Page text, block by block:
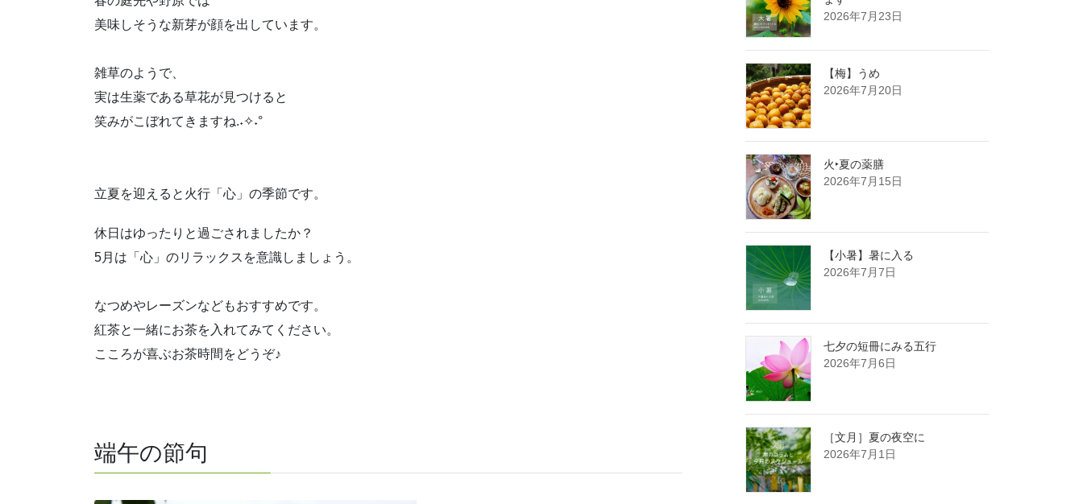
美味しそうな新芽が顔を出しています。
雑草のようで、
実は生薬である草花が見つけると
笑みがこぼれてきますね.˖✧˖°
立夏を迎えると火行「心」の季節です。
休日はゆったりと過ごされましたか？
5月は「心」のリラックスを意識しましょう。
なつめやレーズンなどもおすすめです。
紅茶と一緒にお茶を入れてみてください。
こころが喜ぶお茶時間をどうぞ♪
端午の節句
2026年7月23日
【梅】うめ
2026年7月20日
火‣夏の薬膳
2026年7月15日
【小暑】暑に入る
2026年7月7日
七夕の短冊にみる五行
2026年7月6日
［文月］夏の夜空に
2026年7月1日